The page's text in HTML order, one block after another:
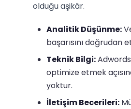
olduğu aşikâr.
Analitik Düşünme:
başarısını
Teknik Bilgi:
optimize etmek
yoktur.
İletişim Becerileri: